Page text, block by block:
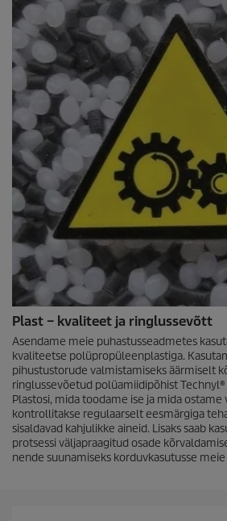
Plast – kvaliteet ja ringlussevõtt
Asendame meie puhastusseadmetes
kvaliteetse polüpropüleenplastiga.
pihustustorude valmistamiseks äärmiselt
ringlussevõetud polüamiidipõhist
Plastosi, mida toodame ise ja mida ostame
kontrollitakse regulaarselt eesmärgiga
sisaldavad kahjulikke aineid. Lisaks saab
protsessi väljapraagitud osade
nende suunamiseks korduvkasutusse